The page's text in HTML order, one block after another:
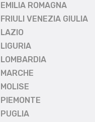
EMILIA ROMAGNA
FRIULI VENEZIA GIULIA
LAZIO
LIGURIA
LOMBARDIA
MARCHE
MOLISE
PIEMONTE
PUGLIA